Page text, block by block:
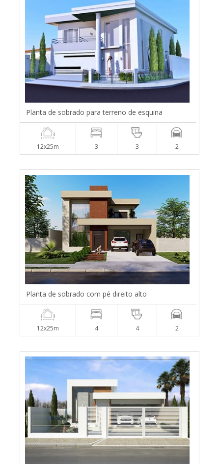
Planta de sobrado para terreno de esquina
12x25m 3 3 2
Planta de sobrado com pé direito alto
12x25m 4 4 2